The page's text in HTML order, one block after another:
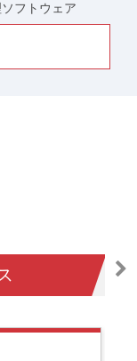
フトウェア